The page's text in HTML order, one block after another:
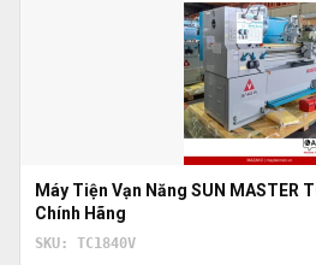
Máy Tiện Vạn Năng SUN MASTER
Chính Hãng
SKU: TC1840V